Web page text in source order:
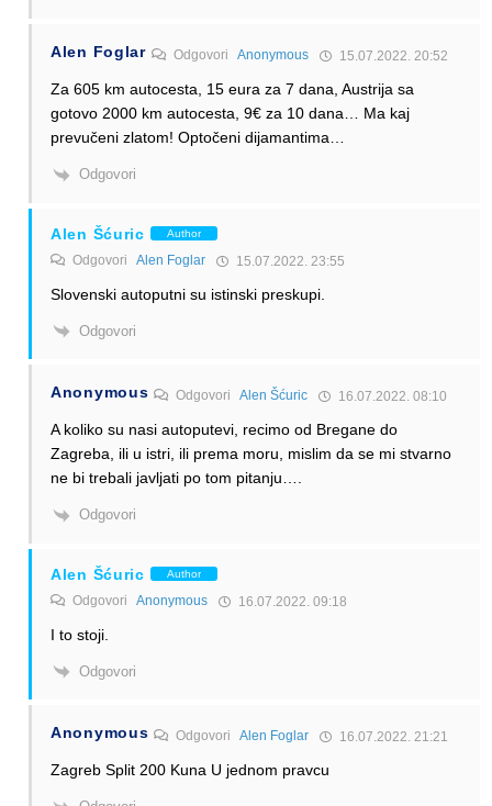
Alen Foglar Odgovori Anonymous 15.07.2022. 20:52
Za 605 km autocesta, 15 eura za 7 dana, Austrija sa
gotovo 2000 km autocesta, 9€ za 10 dana… Ma kaj
prevučeni zlatom! Optočeni dijamantima…
Odgovori
Alen Šćuric Author
Odgovori Alen Foglar 15.07.2022. 23:55
Slovenski autoputni su istinski preskupi.
Odgovori
Anonymous OdgovoriAlen Šćuric 16.07.2022. 08:10
A koliko su nasi autoputevi, recimo od Bregane do
Zagreba, ili u istri, ili prema moru, mislim da se mi stvarno
ne bi trebali javljati po tom pitanju….
Odgovori
Alen Šćuric Author
Odgovori Anonymous 16.07.2022. 09:18
I to stoji.
Odgovori
Anonymous OdgovoriAlen Foglar 16.07.2022. 21:21
Zagreb Split 200 Kuna U jednom pravcu